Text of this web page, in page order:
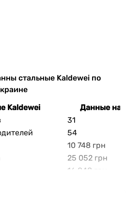
стальные Kaldewei по
Kaldewei
Данные на
31
54
10 748 грн
25 052 грн
16 848 грн
стальные Kaldewei в